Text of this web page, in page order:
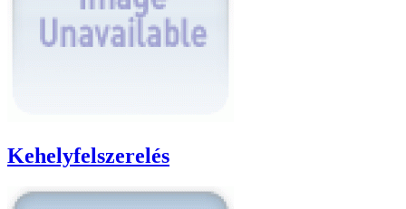
Kehelyfelszerelés